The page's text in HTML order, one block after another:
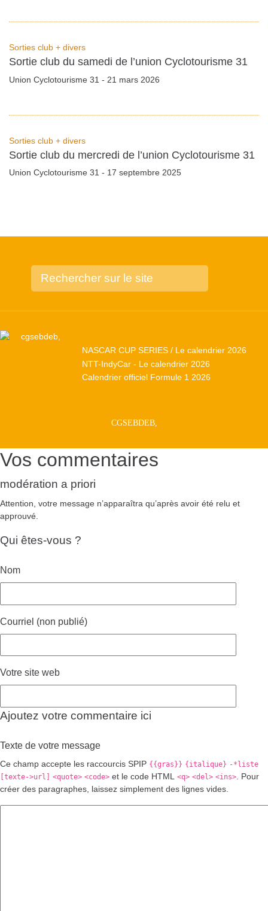
Sorties club + divers
Sortie club du samedi de l’union Cyclotourisme 31
Union Cyclotourisme 31 - 21 mars 2026
Sorties club + divers
Sortie club du mercredi de l’union Cyclotourisme 31
Union Cyclotourisme 31 - 17 septembre 2025
NASCAR CUP SERIES / Le calendrier 2026
NTT-IndyCar - Le calendrier 2026
Calendrier officiel Formule 1 2026
CGSEBDEB,
Vos commentaires
modération a priori
Attention, votre message n’apparaîtra qu’après avoir été relu et
approuvé.
Qui êtes-vous ?
Nom
Courriel (non publié)
Votre site web
Ajoutez votre commentaire ici
Texte de votre message
Ce champ accepte les raccourcis SPIP {{gras}} {italique} -*liste
[texte->url] <quote> <code> et le code HTML <q> <del> <ins> . Pour
créer des paragraphes, laissez simplement des lignes vides.